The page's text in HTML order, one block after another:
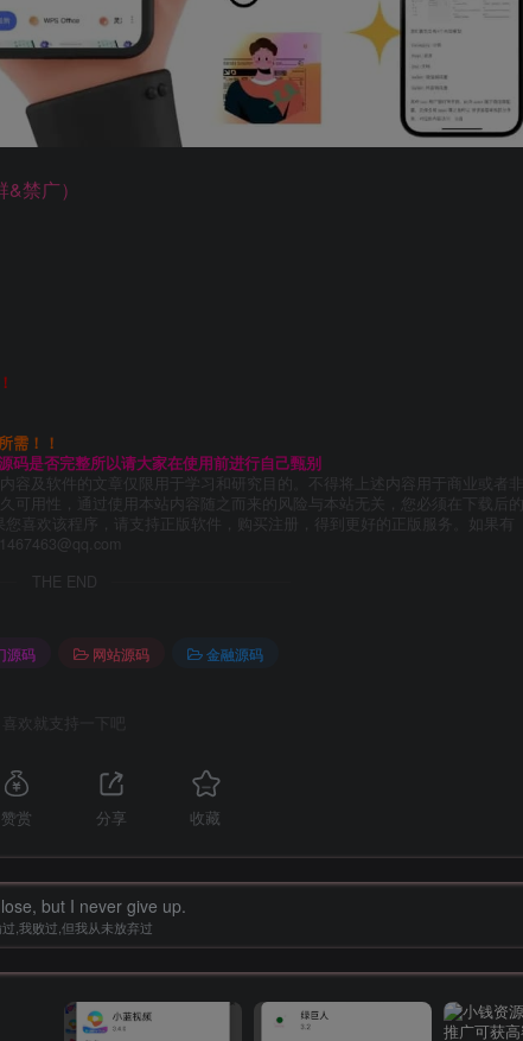
禁广）
需！！
码是否完整所以请大家在使用前进行自己甄别
容及软件的文章仅限用于学习和研究目的。不得将上述内容用于商业或者非
可用性，通过使用本站内容随之而来的风险与本站无关，您必须在下载后的
喜欢该程序，请支持正版软件，购买注册，得到更好的正版服务。如果有
THE END
源码 网站源码 金融源码
喜欢就支持一下吧
赞赏 分享 收藏
but I never give up.
,我败过,但我从未放弃过